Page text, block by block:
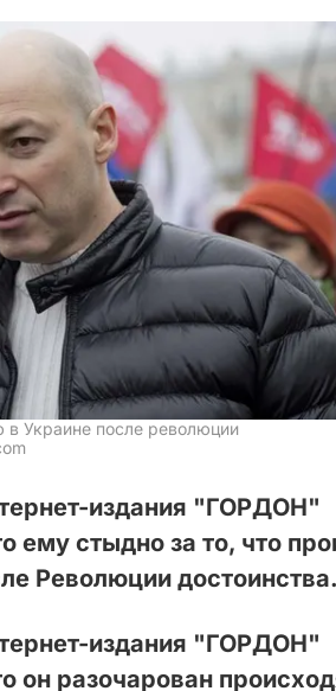
Украине после революции
издания "ГОРДОН"
ему стыдно за то, что
Революции достоинства.
издания "ГОРДОН"
он разочарован